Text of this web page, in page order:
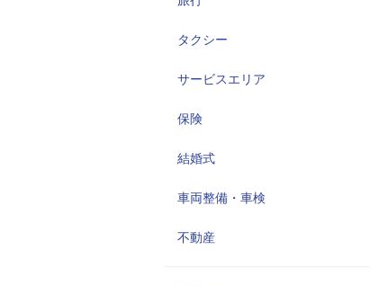
タクシー
サービスエリア
保険
結婚式
車両整備・車検
不動産